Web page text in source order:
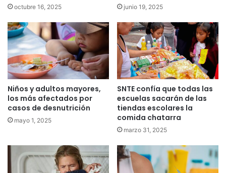
octubre 16, 2025 junio 19, 2025
Niños y adultos mayores,
los más afectados por
casos de desnutrición
mayo 1, 2025
SNTE confía que todas las
escuelas sacarán de las
tiendas escolares la
comida chatarra
marzo 31, 2025